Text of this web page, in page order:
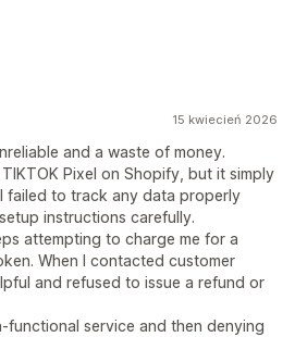
15 kwiecień 2026
and a waste of money.
Pixel on Shopify, but it simply
failed to track any data properly
instructions carefully.
attempting to charge me for a
When I contacted customer
and refused to issue a refund or
functional service and then denying